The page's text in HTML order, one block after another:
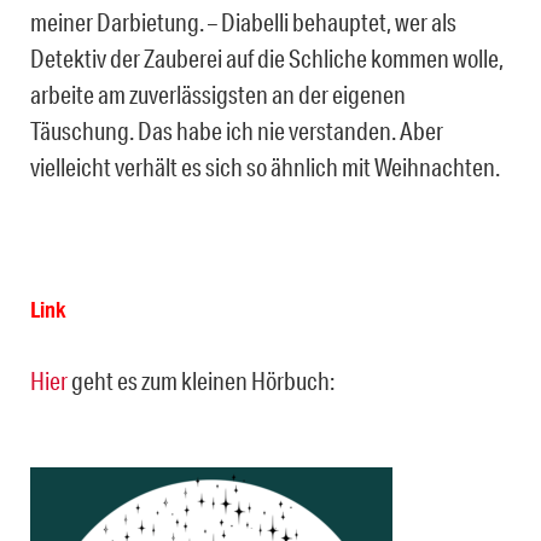
meiner Darbietung. – Diabelli behauptet, wer als
Detektiv der Zauberei auf die Schliche kommen wolle,
arbeite am zuverlässigsten an der eigenen
Täuschung. Das habe ich nie verstanden. Aber
vielleicht verhält es sich so ähnlich mit Weihnachten.
Link
Hiergeht es zum kleinen Hörbuch: